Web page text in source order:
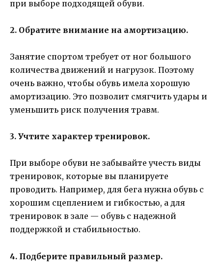
при выборе подходящей обуви.
2. Обратите внимание на амортизацию.
Занятие спортом требует от ног большого
количества движений и нагрузок. Поэтому
очень важно, чтобы обувь имела хорошую
амортизацию. Это позволит смягчить удары и
уменьшить риск получения травм.
3. Учтите характер тренировок.
При выборе обуви не забывайте учесть виды
тренировок, которые вы планируете
проводить. Например, для бега нужна обувь с
хорошим сцеплением и гибкостью, а для
тренировок в зале — обувь с надежной
поддержкой и стабильностью.
4. Подберите правильный размер.